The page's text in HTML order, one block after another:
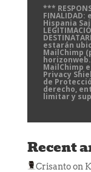
***
Hispania
estarán
MailChimp
MailChimp
Privacy
de
derecho,
limitar y
Recent
Crisantoon